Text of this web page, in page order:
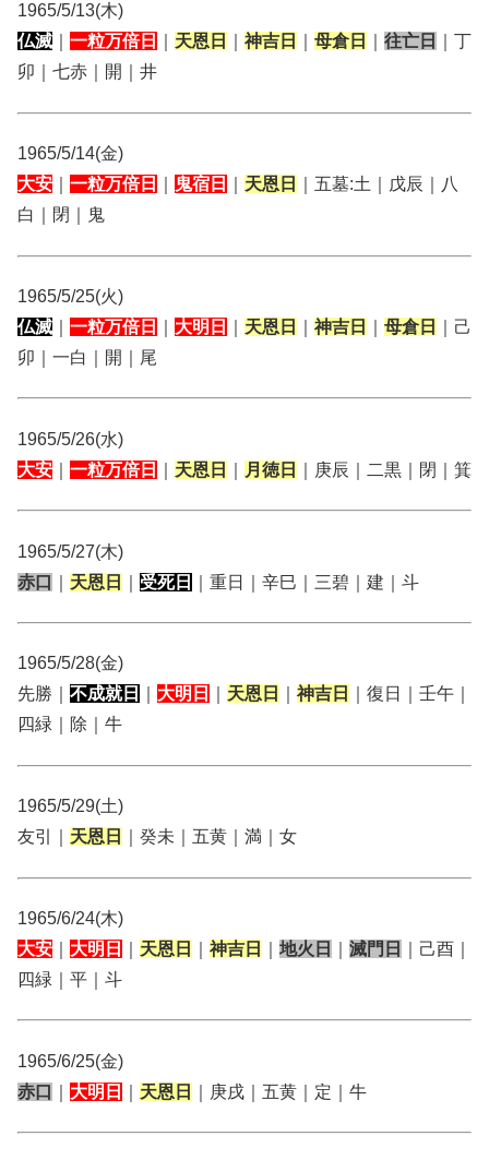
1965/5/13(木)
仏滅
一粒万倍日 天恩日 神吉日 母倉日 往亡日
｜丁
卯｜七赤｜開｜井
1965/5/14(金)
大安
一粒万倍日 鬼宿日 天恩日
｜五墓:土｜戊辰｜八
白｜閉｜鬼
1965/5/25(火)
仏滅
一粒万倍日 大明日 天恩日 神吉日 母倉日
｜己
卯｜一白｜開｜尾
1965/5/26(水)
大安
一粒万倍日 天恩日 月徳日 ｜庚辰｜二黒｜閉｜箕
1965/5/27(木)
赤口
天恩日 受死日 ｜重日｜辛巳｜三碧｜建｜斗
1965/5/28(金)
先勝｜ 不成就日 大明日 天恩日 神吉日
｜復日｜壬午｜
四緑｜除｜牛
1965/5/29(土)
友引｜ 天恩日 ｜癸未｜五黄｜満｜女
1965/6/24(木)
大安
大明日 天恩日 神吉日 地火日 滅門日
｜己酉｜
四緑｜平｜斗
1965/6/25(金)
赤口
大明日 天恩日 ｜庚戌｜五黄｜定｜牛